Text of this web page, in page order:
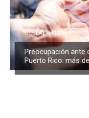
BEHEALTH NEWS
Preocupación ante
Puerto Rico: más